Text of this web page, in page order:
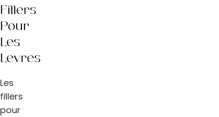
Fillers
Pour
Les
Lèvres
Les
fillers
pour